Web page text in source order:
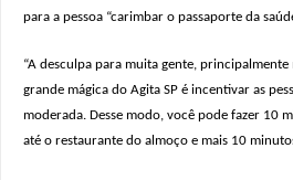
para a pessoa “carimbar o passaporte da
“A desculpa para muita gente,
grande mágica do Agita SP é incentivar as
moderada. Desse modo, você pode fazer 10
até o restaurante do almoço e mais 10